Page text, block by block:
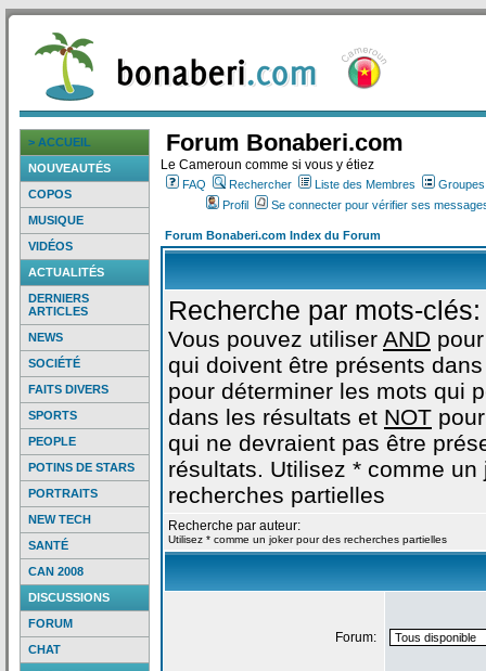
> ACCUEIL
NOUVEAUTÉS
COPOS
MUSIQUE
VIDÉOS
ACTUALITÉS
DERNIERS
ARTICLES
NEWS
SOCIÉTÉ
FAITS DIVERS
SPORTS
PEOPLE
POTINS DE STARS
PORTRAITS
NEW TECH
SANTÉ
CAN 2008
DISCUSSIONS
FORUM
CHAT
Forum Bonaberi.com
Le Cameroun comme si vous y étiez
FAQ Rechercher Liste des Membres
Profil
Se connecter pour vérifier ses
Forum Bonaberi.com Index du Forum
Recherche par mots-clés:
Vous pouvez utiliser AND
qui doivent être présents
pour déterminer les mots qui
dans les résultats et NOT
qui ne devraient pas être
résultats. Utilisez * comme un
recherches partielles
Recherche par auteur:
Utilisez * comme un joker pour des recherches partielles
Forum: